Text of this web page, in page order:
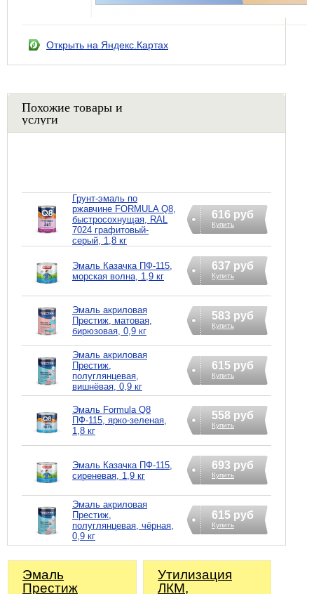
Открыть на Яндекс.Картах
Похожие товары и
услуги
Грунт-эмаль по
ржавчине FORMULA Q8,
быстросохнущая, RAL
7024 графитовый-
серый, 1,8 кг
616 руб
Купить
Эмаль Казачка ПФ-115,
морская волна, 1,9 кг
637 руб
Купить
Эмаль акриловая
Престиж, матовая,
бирюзовая, 0,9 кг
583 руб
Купить
Эмаль акриловая
Престиж,
полуглянцевая,
вишнёвая, 0,9 кг
615 руб
Купить
Эмаль Formula Q8
ПФ-115, ярко-зеленая,
1,8 кг
558 руб
Купить
Эмаль Казачка ПФ-115,
сиреневая, 1,9 кг
693 руб
Купить
Эмаль акриловая
Престиж,
полуглянцевая, чёрная,
0,9 кг
615 руб
Купить
Эмаль
Престиж
Утилизация
ЛКМ,